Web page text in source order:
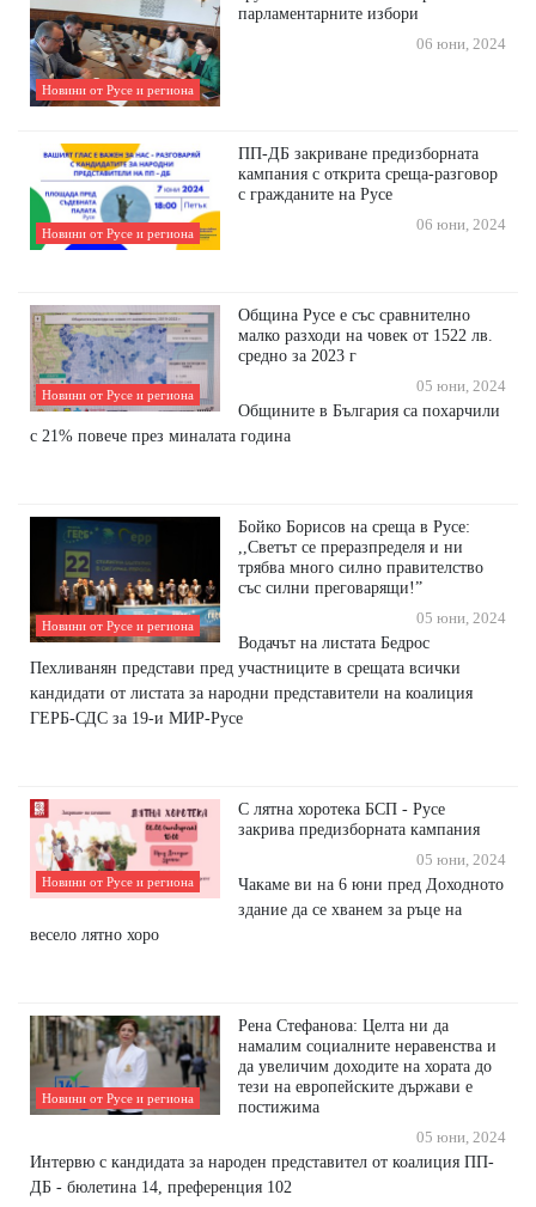
Новини от Русе и региона
парламентарните избори
06 юни, 2024
Новини от Русе и региона
ПП-ДБ закриване предизборната
кампания с открита среща-разговор
с гражданите на Русе
06 юни, 2024
Новини от Русе и региона
Община Русе е със сравнително
малко разходи на човек от 1522 лв.
средно за 2023 г
05 юни, 2024
Общините в България са похарчили
с 21% повече през миналата година
Новини от Русе и региона
Бойко Борисов на среща в Русе:
,,Светът се преразпределя и ни
трябва много силно правителство
със силни преговарящи!”
05 юни, 2024
Водачът на листата Бедрос
Пехливанян представи пред участниците в срещата всички
кандидати от листата за народни представители на коалиция
ГЕРБ-СДС за 19-и МИР-Русе
Новини от Русе и региона
С лятна хоротека БСП - Русе
закрива предизборната кампания
05 юни, 2024
Чакаме ви на 6 юни пред Доходното
здание да се хванем за ръце на
весело лятно хоро
Новини от Русе и региона
Рена Стефанова: Целта ни да
намалим социалните неравенства и
да увеличим доходите на хората до
тези на европейските държави е
постижима
05 юни, 2024
Интервю с кандидата за народен представител от коалиция ПП-
ДБ - бюлетина 14, преференция 102